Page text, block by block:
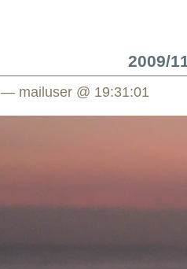
2009/
— mailuser @ 19:31:01